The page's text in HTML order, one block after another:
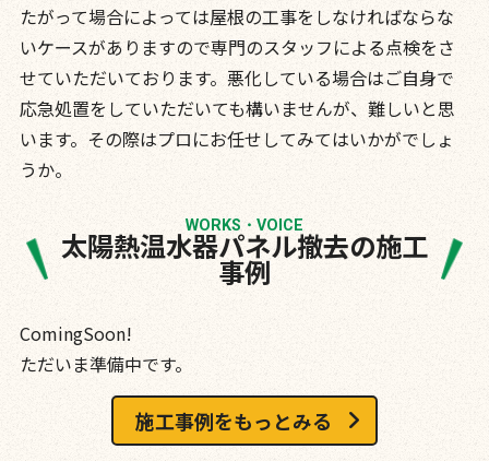
たがって場合によっては屋根の工事をしなければならな
いケースがありますので専門のスタッフによる点検をさ
せていただいております。悪化している場合はご自身で
応急処置をしていただいても構いませんが、難しいと思
います。その際はプロにお任せしてみてはいかがでしょ
うか。
太陽熱温水器パネル撤去の施工
事例
WORKS・VOICE
ComingSoon!
ただいま準備中です。
施工事例をもっとみる